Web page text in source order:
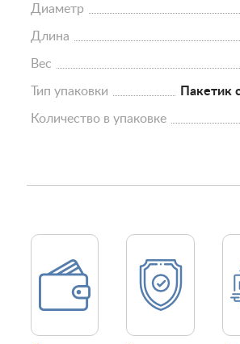
Диаметр
Длина
Вес
Тип упаковки Пакетик
Количество в упаковке